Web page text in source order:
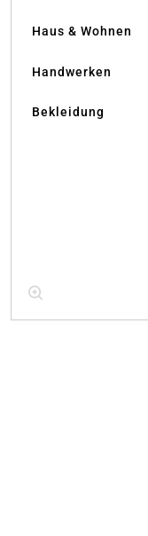
Haus & Wohnen
Handwerken
Bekleidung